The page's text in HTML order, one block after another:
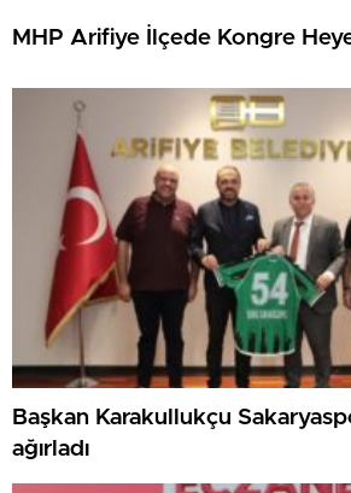
MHP Arifiye İlçede Kongre
Başkan Karakullukçu
ağırladı